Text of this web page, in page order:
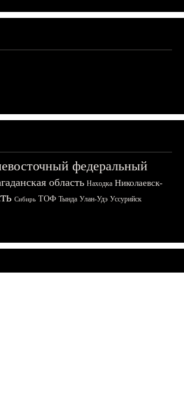
федеральный
область Находка Николаевск-
Сибирь ТОФ Тында Улан-Удэ Уссурийск